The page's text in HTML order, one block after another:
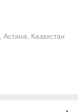
Казахстан